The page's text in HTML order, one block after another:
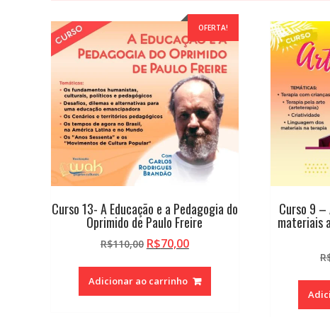
OFERTA!
Curso 13- A Educação e a Pedagogia do
Oprimido de Paulo Freire
R$110,00 O
original
era:
R$70,00O
atual
é:
Adicionar ao carrinho
Curso 9
materiais